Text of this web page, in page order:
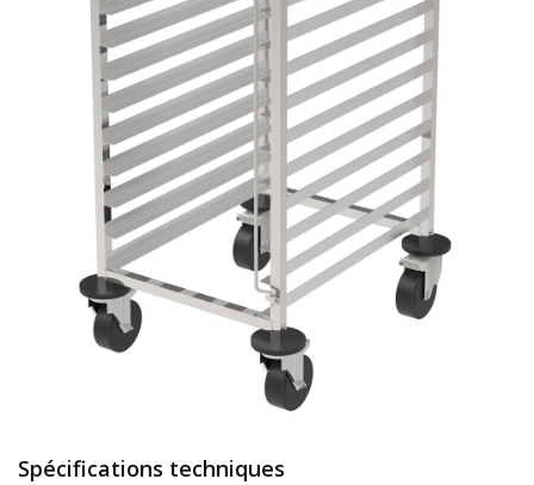
Spécifications techniques